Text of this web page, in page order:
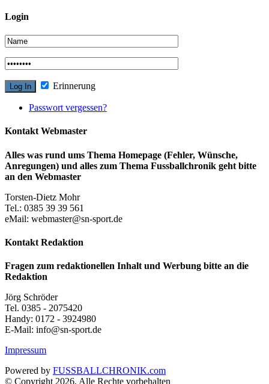
Login
Erinnerung
Passwort vergessen?
Kontakt Webmaster
Alles was rund ums Thema Homepage (Fehler, Wünsche,
Anregungen) und alles zum Thema Fussballchronik geht bitte
an den Webmaster
Torsten-Dietz Mohr
Tel.: 0385 39 39 561
eMail: webmaster@sn-sport.de
Kontakt Redaktion
Fragen zum redaktionellen Inhalt und Werbung bitte an die
Redaktion
Jörg Schröder
Tel. 0385 - 2075420
Handy: 0172 - 3924980
E-Mail: info@sn-sport.de
Impressum
Powered by FUSSBALLCHRONIK.com
© Copyright 2026, Alle Rechte vorbehalten